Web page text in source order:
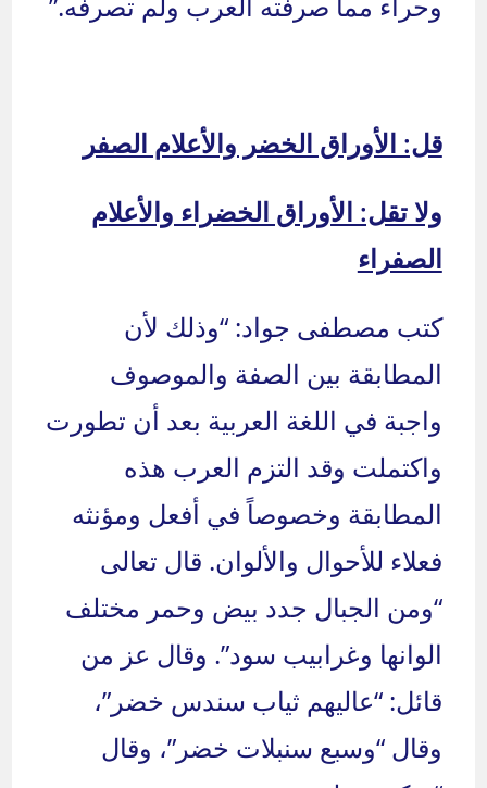
قل: الأوراق الخضر والأعلام الصفر
ولا تقل: الأوراق الخضراء والأعلام
الصفراء
كتب مصطفى جواد: “وذلك لأن
المطابقة بين الصفة والموصوف
واجبة في اللغة العربية بعد أن تطورت
واكتملت وقد التزم العرب هذه
المطابقة وخصوصاً في أفعل ومؤنثه
فعلاء للأحوال والألوان. قال تعالى
“ومن الجبال جدد بيض وحمر مختلف
الوانها وغرابيب سود”. وقال عز من
قائل: “عاليهم ثياب سندس خضر”،
وقال “وسبع سنبلات خضر”، وقال